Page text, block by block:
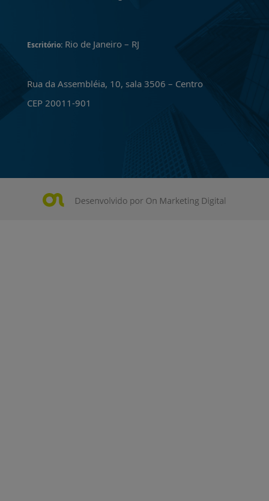
Escritório:Rio de Janeiro – RJ
Rua da Assembléia, 10, sala 3506 – Centro
CEP 20011-901